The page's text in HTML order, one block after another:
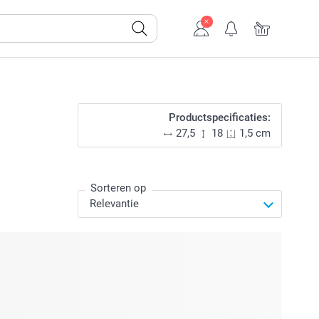
Productspecificaties:
27,5
18 1,5 cm
Sorteren op